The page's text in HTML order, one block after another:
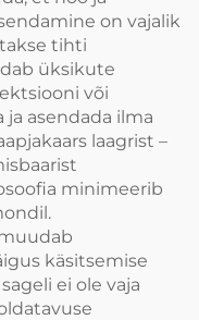
on vajalik
tihti
üksikute
või
asendada ilma
laagrist –
minimeerib
käsitsemise
ei ole vaja